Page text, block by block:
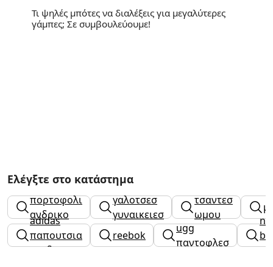
Τι ψηλές μπότες να διαλέξεις για μεγαλύτερες
γάμπες; Σε συμβουλεύουμε!
Ελέγξτε στο κατάστημα
πορτοφολι
ανδρικο
γαλοτσεσ
γυναικειεσ
τσαντεσ
ωμου
adidas
παπουτσια
παιδικα
reebok
ugg
παντοφλεσ